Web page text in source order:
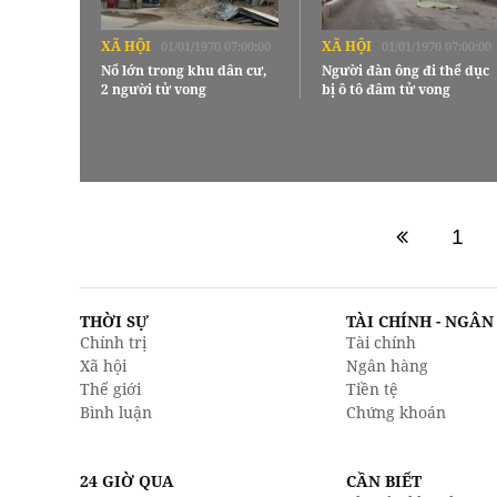
XÃ HỘI 01/01/1970 07:00:00
Nổ lớn trong khu dân cư,
2 người tử vong
XÃ HỘI 01/01/1970 07:00:00
Người đàn ông đi thể dục
bị ô tô đâm tử vong
1
THỜI SỰ
Chính trị
Xã hội
Thế giới
Bình luận
TÀI CHÍNH -
Tài chính
Ngân hàng
Tiền tệ
Chứng khoán
24 GIỜ QUA
CẦN BIẾT